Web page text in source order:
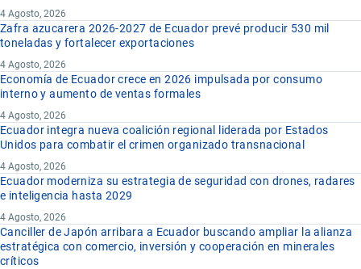
4 Agosto, 2026
Zafra azucarera 2026-2027 de Ecuador prevé producir 530 mil
toneladas y fortalecer exportaciones
4 Agosto, 2026
Economía de Ecuador crece en 2026 impulsada por consumo
interno y aumento de ventas formales
4 Agosto, 2026
Ecuador integra nueva coalición regional liderada por Estados
Unidos para combatir el crimen organizado transnacional
4 Agosto, 2026
Ecuador moderniza su estrategia de seguridad con drones, radares
e inteligencia hasta 2029
4 Agosto, 2026
Canciller de Japón arribara a Ecuador buscando ampliar la alianza
estratégica con comercio, inversión y cooperación en minerales
críticos